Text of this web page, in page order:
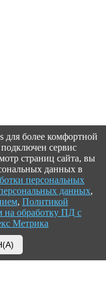
для более комфортной
сервис
страниц сайта, вы
данных в
персональных
данных,
, Политикой
на обработку ПД с
Метрика